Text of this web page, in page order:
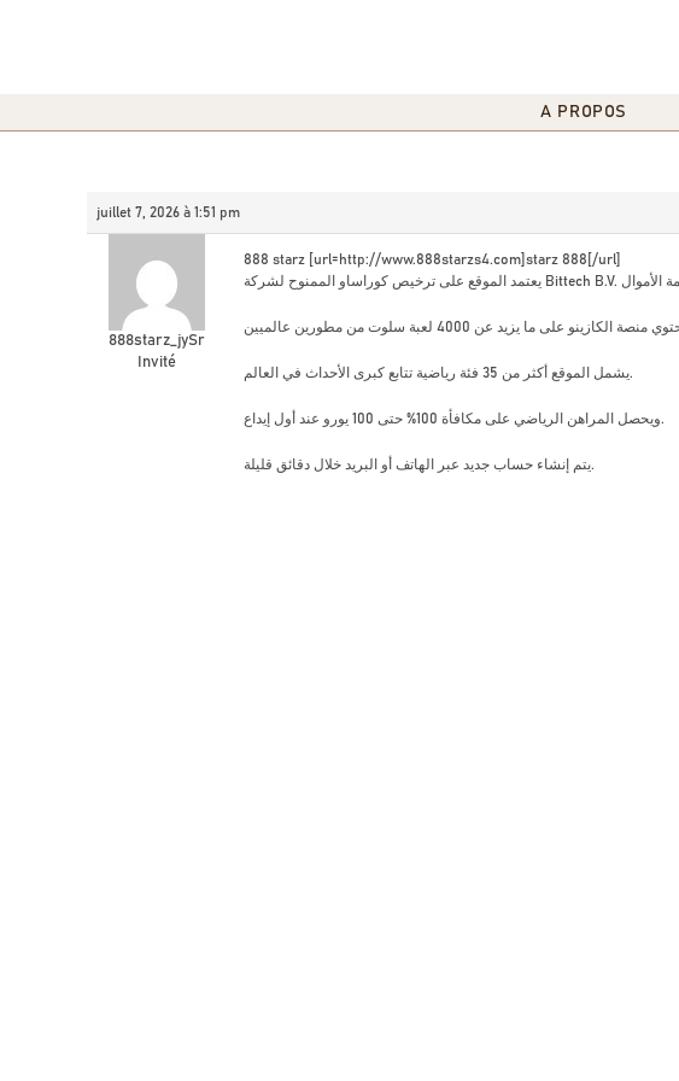
A PROPOS
juillet 7, 2026 à 1:51 pm
888starz_jySr
Invité
888 starz [url=http://www.888starzs4.com]starz 888[/url]
يشمل الموقع أكثر من 35 فئة رياضية تتابع كبرى الأحداث في العالم.
ويحصل المراهن الرياضي على مكافأة 100% حتى 100 يورو عند أول إيداع.
يتم إنشاء حساب جديد عبر الهاتف أو البريد خلال دقائق قليلة.